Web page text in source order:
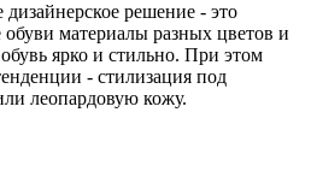
решение - это
материалы разных цветов и
ярко и стильно. При этом
- стилизация под
леопардовую кожу.